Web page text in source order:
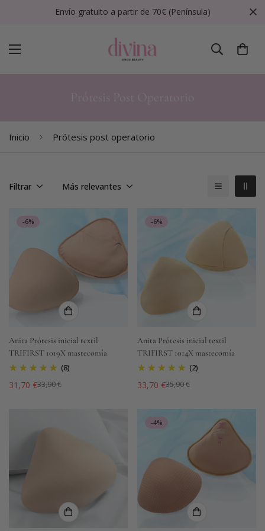
Envío gratuito a partir de 70€ (Península)
Prótesis Post Operatorio
Inicio Prótesis post operatorio
Filtrar Más relevantes
-6%
Anita Prótesis inicial textil
TRIFIRST 1019X mastecomía
(8)
Precio
31,70 €
Precio
33,90 €
-6%
Anita Prótesis inicial textil
TRIFIRST 1014X mastecomía
(2)
Precio
venta
33,70 €
Precio
35,90 €
-4%